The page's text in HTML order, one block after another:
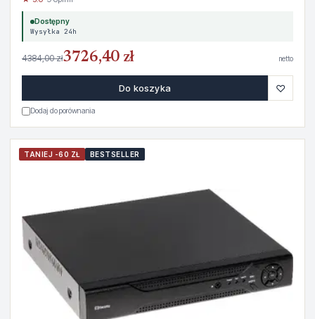
Dostępny
Wysyłka 24h
4384,00 zł3726,40 zł netto
Do koszyka ♡
Dodaj do porównania
TANIEJ -60 ZŁ BESTSELLER